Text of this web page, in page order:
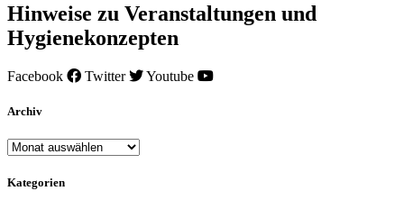
Hinweise zu Veranstaltungen und
Hygienekonzepten
Facebook Twitter Youtube
Archiv
Archiv
Kategorien